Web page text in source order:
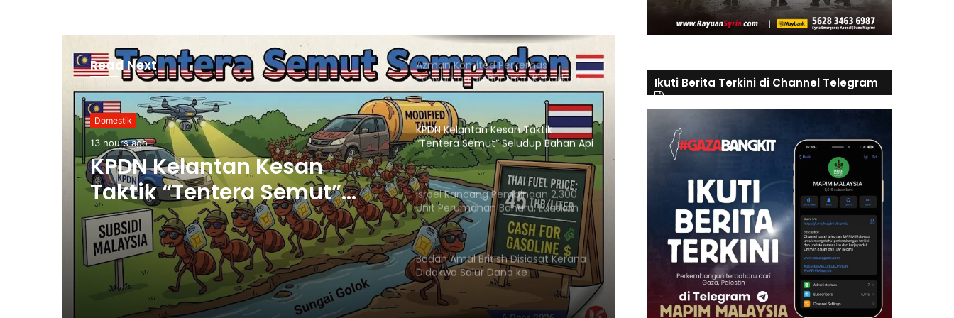
Read Next
Domestik
13 hours ago
KPDN Kelantan Kesan
Taktik “Tentera Semut”
Seludup Bahan Api
Bersubsidi di Sempadan
Azman Komited Perkemas
Penyampaian Bantuan Kebajikan
Penduduk di Ampang
KPDN Kelantan Kesan Taktik
“Tentera Semut” Seludup Bahan Api
Bersubsidi di Sempadan
Israel Rancang Pembinaan 2,300
Unit Perumahan Baharu, Luaskan
Penempatan Haram di
Baitulmaqdis Timur
Badan Amal British Disiasat Kerana
Didakwa Salur Dana ke
Penempatan Haram Israel
Ikuti Berita Terkini di Channel Telegram